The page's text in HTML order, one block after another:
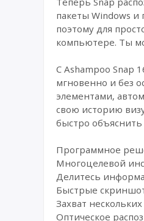
пакеты Windows и
поэтому для
компьютере. Ты
С Ashampoo Snap
мгновенно и без
элементами,
свою историю
быстро объяснить
Программное
Многоцелевой
Делитесь
Быстрые
Захват
Оптическое